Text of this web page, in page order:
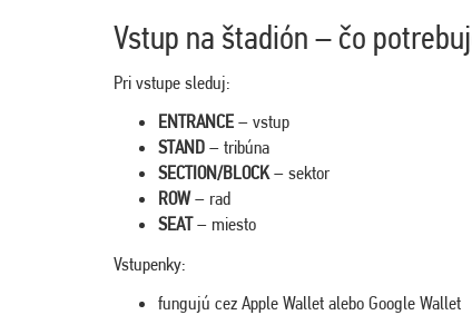
Vstup na štadión – čo
Pri vstupe sleduj:
ENTRANCE – vstup
STAND – tribúna
SECTION/BLOCK– sektor
ROW– rad
SEAT– miesto
Vstupenky:
fungujú cez Apple Wallet alebo Google Wallet